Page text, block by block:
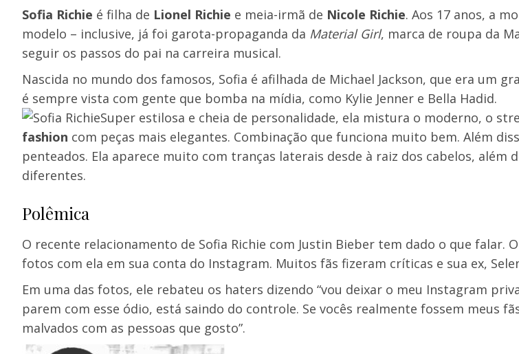
Sofia Richie é filha de Lionel Richie e meia-irmã de Nicole Richie. Aos 17 anos, a
modelo – inclusive, já foi garota-propaganda da Material Girl, marca de roupa da
seguir os passos do pai na carreira musical.
Nascida no mundo dos famosos, Sofia é afilhada de Michael Jackson, que era um
é sempre vista com gente que bomba na mídia, como Kylie Jenner e Bella Hadid.
Super estilosa e cheia de personalidade, ela mistura o moderno, o
fashion com peças mais elegantes. Combinação que funciona muito bem. Além
penteados. Ela aparece muito com tranças laterais desde à raiz dos cabelos, além
diferentes.
Polêmica
O recente relacionamento de Sofia Richie com Justin Bieber tem dado o que falar.
fotos com ela em sua conta do Instagram. Muitos fãs fizeram críticas e sua ex,
Em uma das fotos, ele rebateu os haters dizendo “vou deixar o meu Instagram
parem com esse ódio, está saindo do controle. Se vocês realmente fossem meus
malvados com as pessoas que gosto”.